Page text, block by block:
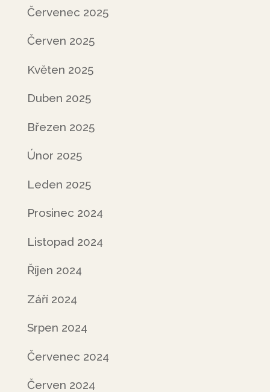
Červenec 2025
Červen 2025
Květen 2025
Duben 2025
Březen 2025
Únor 2025
Leden 2025
Prosinec 2024
Listopad 2024
Říjen 2024
Září 2024
Srpen 2024
Červenec 2024
Červen 2024